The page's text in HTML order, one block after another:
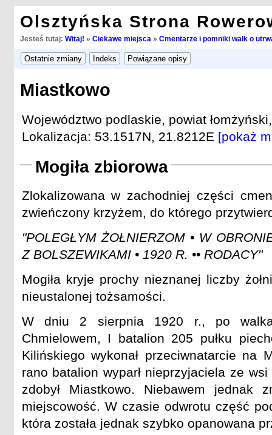
Olsztyńska Strona
Jesteś tutaj: Witaj! » Ciekawe miejsca » Cmentarze i pomniki walk o
Miastkowo
Województwo podlaskie, powiat
Lokalizacja: 53.1517N, 21.8212E [pokaż
Mogiła zbiorowa
Zlokalizowana w zachodniej części
zwieńczony krzyżem, do którego
"POLEGŁYM ŻOŁNIERZOM • W
Z BOLSZEWIKAMI • 1920 R. •• RODACY"
Mogiła kryje prochy nieznanej liczby
nieustalonej tożsamości.
W dniu 2 sierpnia 1920 r., po
Chmielowem, I batalion 205 pułku
Kilińskiego wykonał przeciwnatarcie na
rano batalion wyparł nieprzyjaciela ze
zdobył Miastkowo. Niebawem jednak
miejscowość. W czasie odwrotu część
która została jednak szybko opanowana